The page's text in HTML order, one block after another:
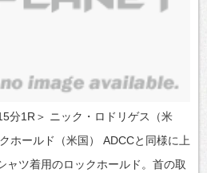
分1R＞ ニック・ロドリゲス（米
ホールド（米国） ADCCと同様に上
ャツ着用のロックホールド。首の取